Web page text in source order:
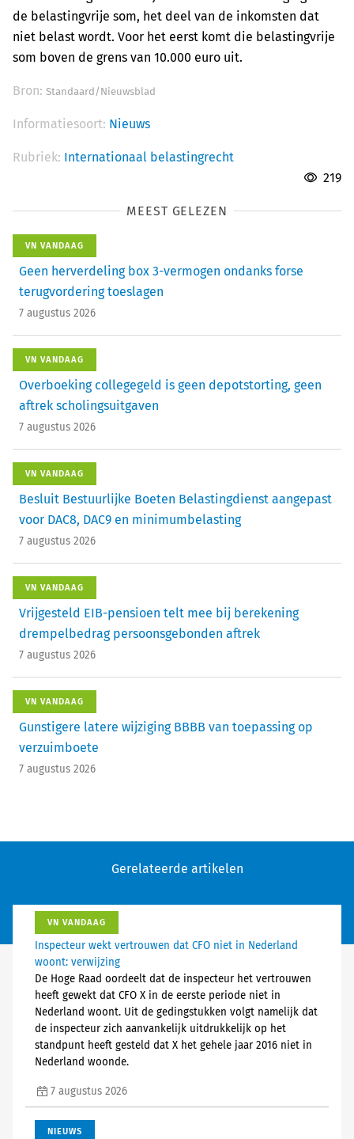
de belastingvrije som, het deel van de inkomsten dat
niet belast wordt. Voor het eerst komt die belastingvrije
som boven de grens van 10.000 euro uit.
Bron: Standaard/Nieuwsblad
Informatiesoort: Nieuws
Rubriek: Internationaal belastingrecht
219
MEEST GELEZEN
VN VANDAAG
Geen herverdeling box 3-vermogen ondanks forse
terugvordering toeslagen
7 augustus 2026
VN VANDAAG
Overboeking collegegeld is geen depotstorting, geen
aftrek scholingsuitgaven
7 augustus 2026
VN VANDAAG
Besluit Bestuurlijke Boeten Belastingdienst aangepast
voor DAC8, DAC9 en minimumbelasting
7 augustus 2026
VN VANDAAG
Vrijgesteld EIB-pensioen telt mee bij berekening
drempelbedrag persoonsgebonden aftrek
7 augustus 2026
VN VANDAAG
Gunstigere latere wijziging BBBB van toepassing op
verzuimboete
7 augustus 2026
Gerelateerde artikelen
VN VANDAAG
Inspecteur wekt vertrouwen dat CFO niet in Nederland
woont: verwijzing
De Hoge Raad oordeelt dat de inspecteur het vertrouwen
heeft gewekt dat CFO X in de eerste periode niet in
Nederland woont. Uit de gedingstukken volgt namelijk dat
de inspecteur zich aanvankelijk uitdrukkelijk op het
standpunt heeft gesteld dat X het gehele jaar 2016 niet in
Nederland woonde.
7 augustus 2026
NIEUWS